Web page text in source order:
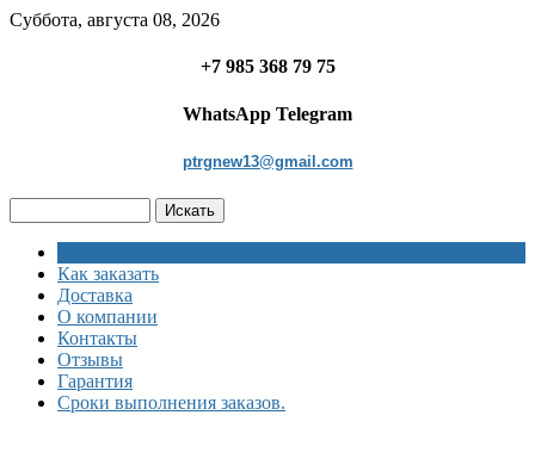
Суббота, августа 08, 2026
+7 985 368 79 75
WhatsApp Telegram
ptrgnew13@gmail.com
Как заказать
Доставка
О компании
Контакты
Отзывы
Гарантия
Сроки выполнения заказов.